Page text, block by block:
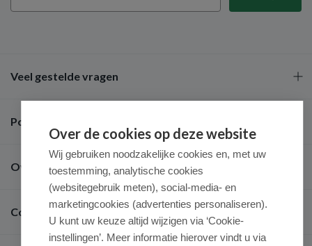
Veel gestelde vragen
Populaire merken
Over ons
Contact
Over de cookies op deze website
Wij gebruiken noodzakelijke cookies en, met uw
toestemming, analytische cookies
(websitegebruik meten), social-media- en
marketingcookies (advertenties personaliseren).
U kunt uw keuze altijd wijzigen via ‘Cookie-
instellingen’. Meer informatie hierover vindt u via